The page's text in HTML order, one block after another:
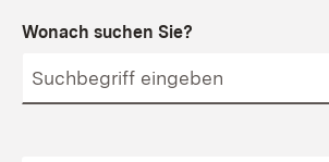
Wonach suchen Sie?